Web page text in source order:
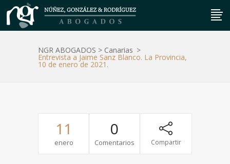
NGR ABOGADOS > Canarias >
Entrevista a Jaime Sanz Blanco. La Provincia,
10 de enero de 2021.
11
enero
0
Comentarios Compartir